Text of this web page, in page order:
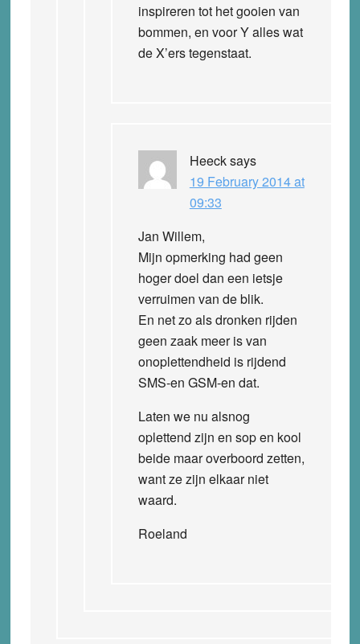
inspireren tot het gooien van
bommen, en voor Y alles wat
de X’ers tegenstaat.
Heecksays
19 February 2014 at
09:33
Jan Willem,
Mijn opmerking had geen
hoger doel dan een ietsje
verruimen van de blik.
En net zo als dronken rijden
geen zaak meer is van
onoplettendheid is rijdend
SMS-en GSM-en dat.
Laten we nu alsnog
oplettend zijn en sop en kool
beide maar overboord zetten,
want ze zijn elkaar niet
waard.
Roeland